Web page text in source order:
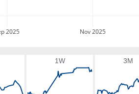
2025 Nov 2025
1W 3M